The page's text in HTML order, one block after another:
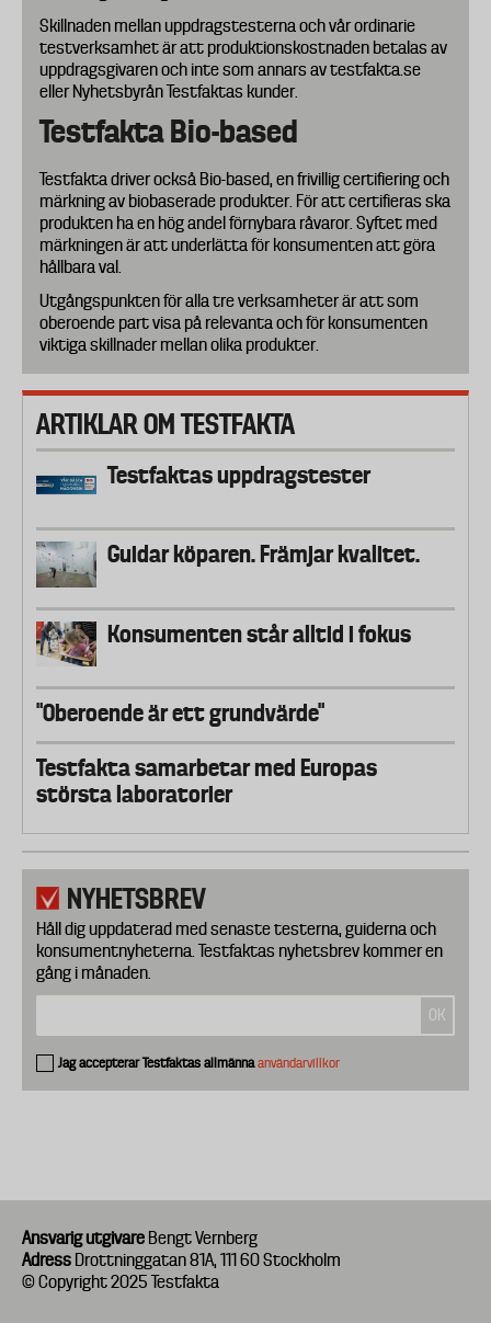
Skillnaden mellan uppdragstesterna och vår ordinarie
testverksamhet är att produktionskostnaden betalas av
uppdragsgivaren och inte som annars av testfakta.se
eller Nyhetsbyrån Testfaktas kunder.
Testfakta Bio-based
Testfakta driver också Bio-based, en frivillig certifiering och
märkning av biobaserade produkter. För att certifieras ska
produkten ha en hög andel förnybara råvaror. Syftet med
märkningen är att underlätta för konsumenten att göra
hållbara val.
Utgångspunkten för alla tre verksamheter är att som
oberoende part visa på relevanta och för konsumenten
viktiga skillnader mellan olika produkter.
ARTIKLAR OM TESTFAKTA
Testfaktas uppdragstester
Guidar köparen. Främjar kvalitet.
Konsumenten står alltid i fokus
"Oberoende är ett grundvärde"
Testfakta samarbetar med Europas
största laboratorier
NYHETSBREV
Håll dig uppdaterad med senaste testerna, guiderna och
konsumentnyheterna. Testfaktas nyhetsbrev kommer en
gång i månaden.
Jag accepterar Testfaktas allmännaanvändarvillkor
Ansvarig utgivare Bengt Vernberg
Adress Drottninggatan 81A, 111 60 Stockholm
© Copyright 2025 Testfakta